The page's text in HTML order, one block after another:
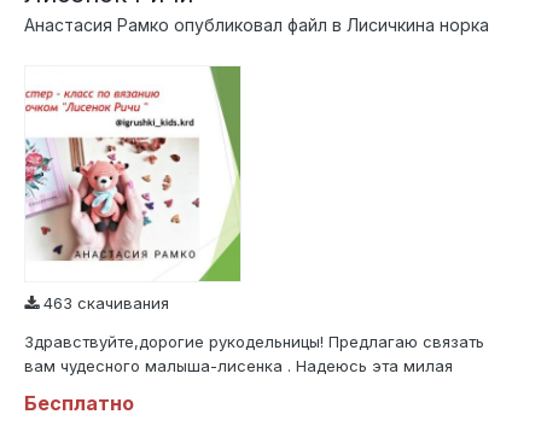
Анастасия Рамко опубликовал файл в Лисичкина норка
463 скачивания
Здравствуйте,дорогие рукодельницы! Предлагаю связать
вам чудесного малыша-лисенка . Надеюсь эта милая
приятного вязания и творческого вдохновения .
Бесплатно